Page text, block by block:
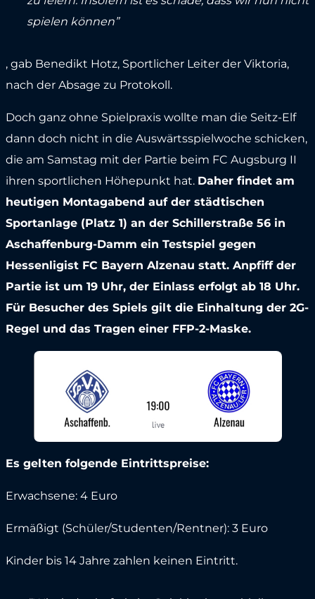
spielen können”
, gab Benedikt Hotz, Sportlicher Leiter der Viktoria,
nach der Absage zu Protokoll.
Doch ganz ohne Spielpraxis wollte man die Seitz-Elf
dann doch nicht in die Auswärtsspielwoche schicken,
die am Samstag mit der Partie beim FC Augsburg II
ihren sportlichen Höhepunkt hat. Daher findet am
heutigen Montagabend auf der städtischen
Sportanlage (Platz 1) an der Schillerstraße 56 in
Aschaffenburg-Damm ein Testspiel gegen
Hessenligist FC Bayern Alzenau statt. Anpfiff der
Partie ist um 19 Uhr, der Einlass erfolgt ab 18 Uhr.
Für Besucher des Spiels gilt die Einhaltung der 2G-
Regel und das Tragen einer FFP-2-Maske.
Es gelten folgende Eintrittspreise:
Erwachsene: 4 Euro
Ermäßigt (Schüler/Studenten/Rentner): 3 Euro
Kinder bis 14 Jahre zahlen keinen Eintritt.